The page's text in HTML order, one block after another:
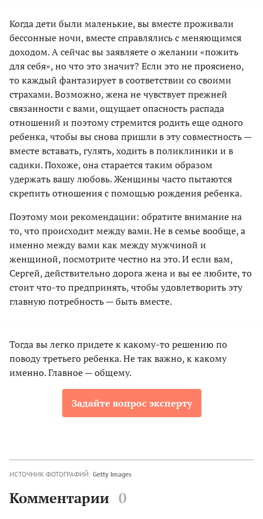
Когда дети были маленькие, вы вместе проживали
бессонные ночи, вместе справлялись с меняющимся
доходом. А сейчас вы заявляете о желании «пожить
для себя», но что это значит? Если это не прояснено,
то каждый фантазирует в соответствии со своими
страхами. Возможно, жена не чувствует прежней
связанности с вами, ощущает опасность распада
отношений и поэтому стремится родить еще одного
ребенка, чтобы вы снова пришли в эту совместность —
вместе вставать, гулять, ходить в поликлиники и в
садики. Похоже, она старается таким образом
удержать вашу любовь. Женщины часто пытаются
скрепить отношения с помощью рождения ребенка.
Поэтому мои рекомендации: обратите внимание на
то, что происходит между вами. Не в семье вообще, а
именно между вами как между мужчиной и
женщиной, посмотрите честно на это. И если вам,
Сергей, действительно дорога жена и вы ее любите, то
стоит что-то предпринять, чтобы удовлетворить эту
главную потребность — быть вместе.
Тогда вы легко придете к какому-то решению по
поводу третьего ребенка. Не так важно, к какому
именно. Главное — общему.
Задайте вопрос эксперту
ИСТОЧНИК ФОТОГРАФИЙ: Getty Images
Комментарии 0